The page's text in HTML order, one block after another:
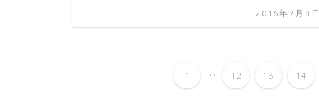
2016年7月8日
1 ... 12 13 14